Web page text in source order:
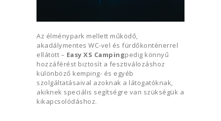
Az élménypark mellett működő,
akadálymentes WC-vel és fürdőkonténerrel
ellátott – Easy XS Campingpedig könnyű
hozzáférést biztosít a fesztiválozáshoz
különböző kemping- és egyéb
szolgáltatásaival azoknak a látogatóknak,
akiknek speciális segítségre van szükségük a
kikapcsolódáshoz.